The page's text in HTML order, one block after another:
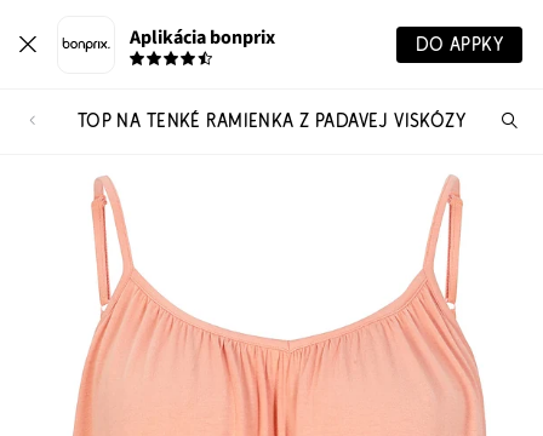
Aplikácia bonprix DO APPKY
TOP NA TENKÉ RAMIENKA Z PADAVEJ VISKÓZY